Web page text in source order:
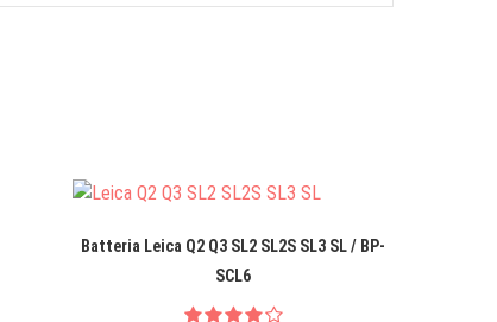
Batteria Leica Q2 Q3 SL2 SL2S SL3 SL / BP-
SCL6